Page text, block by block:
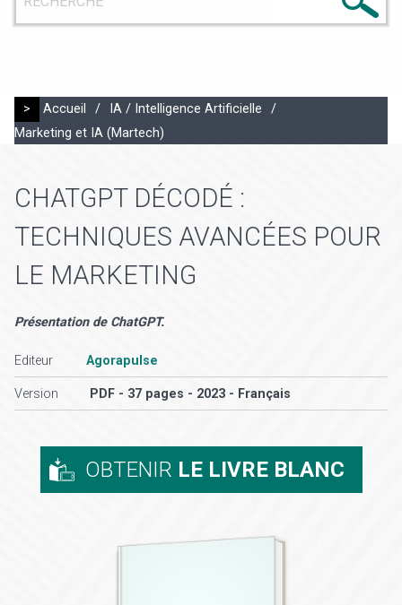
> Accueil / IA / Intelligence Artificielle
/
Marketing et IA (Martech)
CHATGPT DÉCODÉ :
TECHNIQUES AVANCÉES POUR
LE MARKETING
Présentation de ChatGPT.
Editeur Agorapulse
Version PDF - 37 pages - 2023 - Français
OBTENIR LE LIVRE BLANC